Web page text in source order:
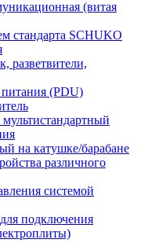
(витая
стандарта SCHUKO
разветвители,
питания (PDU)
на катушке/барабане
различного
системой
подключения